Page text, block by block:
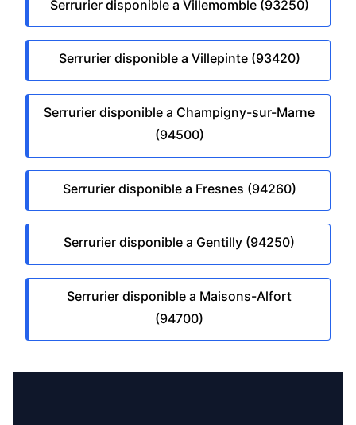
Serrurier disponible a Villemomble (93250)
Serrurier disponible a Villepinte (93420)
Serrurier disponible a Champigny-sur-Marne
(94500)
Serrurier disponible a Fresnes (94260)
Serrurier disponible a Gentilly (94250)
Serrurier disponible a Maisons-Alfort
(94700)